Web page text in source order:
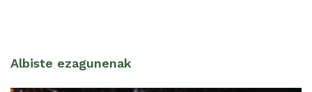
Albiste ezagunenak